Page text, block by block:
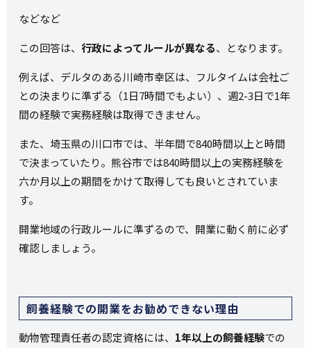
などなど
この回答は、行政によってルールが異なる、となります。
例えば、デルタのある川崎市幸区は、フルタイムは会社ご
との決まりに準ずる（1日7時間でもよい）、週2-3日で1年
間の経験で実務経験は取得できません。
また、埼玉県の川口市では、半年間で840時間以上と時間
で決まっていたり。熊谷市では840時間以上の実務経験を
六か月以上の期間をかけて取得しても良いとされていま
す。
開業地域の行政ルールに準ずるので、開業に動く前に必ず
確認しましょう。
飼養経験での開業をお勧めできない理由
動物管理責任者の認定資格には、 1年以上の飼養経験での